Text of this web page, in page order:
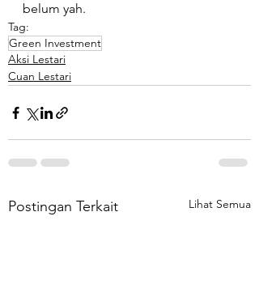
belum yah.⁠⁠
Tag:
Green Investment
Aksi Lestari
Cuan Lestari
Postingan Terkait Lihat Semua